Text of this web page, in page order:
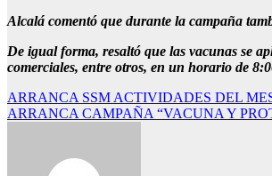
Alcalá comentó que durante la campaña
De igual forma, resaltó que las vacunas se
comerciales, entre otros, en un horario de
Navegación
de
ARRANCA SSM ACTIVIDADES DEL
ARRANCA CAMPAÑA “VACUNA Y